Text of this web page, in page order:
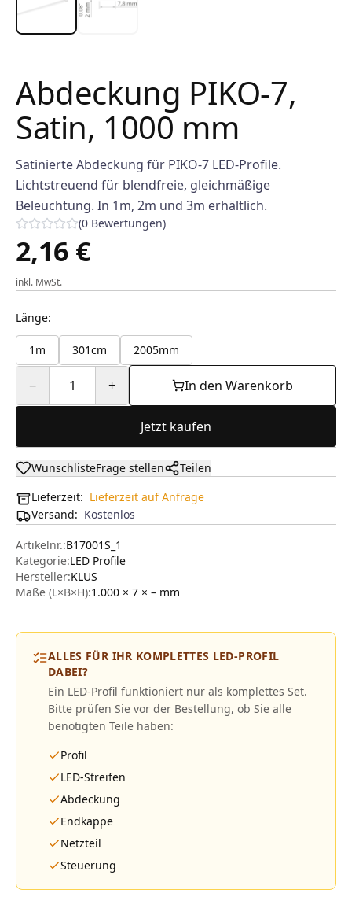
Abdeckung PIKO-7,
Satin, 1000 mm
Satinierte Abdeckung für PIKO-7 LED-Profile.
Lichtstreuend für blendfreie, gleichmäßige
Beleuchtung. In 1m, 2m und 3m erhältlich.
(0 Bewertungen)
2,16 €
inkl. MwSt.
Länge:
1m 301cm 2005mm
− 1 + In den Warenkorb
Jetzt kaufen
WunschlisteFrage stellen
Teilen
Lieferzeit: Lieferzeit auf Anfrage
Versand: Kostenlos
Artikelnr.:B17001S_1
Kategorie:LED Profile
Hersteller:KLUS
Maße (L×B×H):1.000 × 7 × – mm
ALLES FÜR IHR KOMPLETTES LED-PROFIL
DABEI?
Ein LED-Profil funktioniert nur als komplettes Set.
Bitte prüfen Sie vor der Bestellung, ob Sie alle
benötigten Teile haben:
Profil
LED-Streifen
Abdeckung
Endkappe
Netzteil
Steuerung